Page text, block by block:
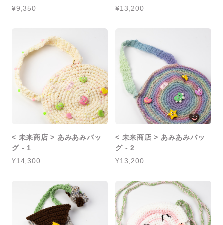
¥9,350
¥13,200
< 未来商店 > あみあみバッ
グ - 1
¥14,300
< 未来商店 > あみあみバッ
グ - 2
¥13,200